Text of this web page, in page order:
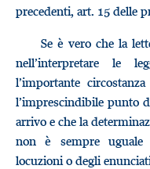
precedenti, art. 15 delle
Se è vero che la
nell’interpretare le
l’importante
l’imprescindibile punto
arrivo e che la
non è sempre uguale
locuzioni o degli